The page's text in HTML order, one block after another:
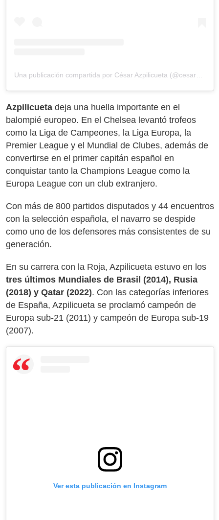
Una publicación compartida por César Azpilicueta (@cesarazpi)
Azpilicueta deja una huella importante en el
balompié europeo. En el Chelsea levantó trofeos
como la Liga de Campeones, la Liga Europa, la
Premier League y el Mundial de Clubes, además de
convertirse en el primer capitán español en
conquistar tanto la Champions League como la
Europa League con un club extranjero.
Con más de 800 partidos disputados y 44 encuentros
con la selección española, el navarro se despide
como uno de los defensores más consistentes de su
generación.
En su carrera con la Roja, Azpilicueta estuvo en los
tres últimos Mundiales de Brasil (2014), Rusia
(2018) y Qatar (2022). Con las categorías inferiores
de España, Azpilicueta se proclamó campeón de
Europa sub-21 (2011) y campeón de Europa sub-19
(2007).
Ver esta publicación en Instagram